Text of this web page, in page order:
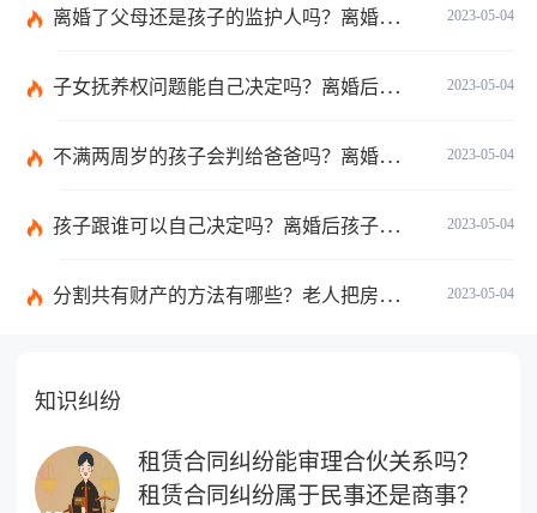
2023-05-04
离婚了父母还是孩子的监护人吗？离婚后孩子抚养权一般给谁？
2023-05-04
子女抚养权问题能自己决定吗？离婚后抚养权归谁比较有利于孩子的身心成长？
2023-05-04
不满两周岁的孩子会判给爸爸吗？离婚子女抚养权的原则是什么？
2023-05-04
孩子跟谁可以自己决定吗？离婚后孩子的抚养权一般会判给谁的几率比较高？
2023-05-04
分割共有财产的方法有哪些？老人把房子过户给子女属于夫妻共有财产吗？
知识纠纷
租赁合同纠纷能审理合伙关系吗？
租赁合同纠纷属于民事还是商事？